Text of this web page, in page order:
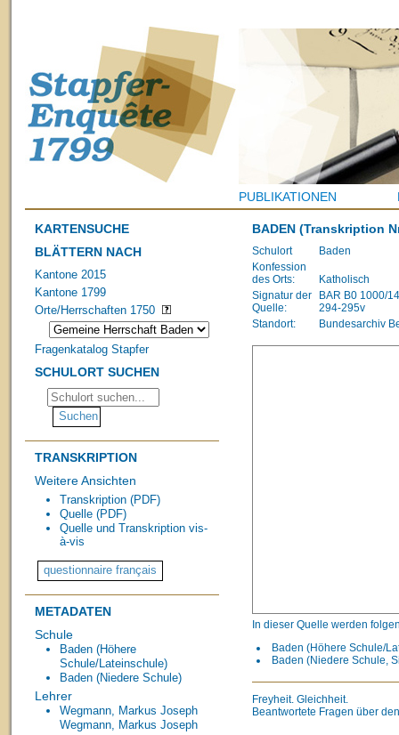
PUBLIKATIONEN
KARTENSUCHE
BLÄTTERN NACH
Kantone 2015
Kantone 1799
Orte/Herrschaften 1750
Fragenkatalog Stapfer
SCHULORT SUCHEN
TRANSKRIPTION
Weitere Ansichten
Transkription (PDF)
Quelle (PDF)
Quelle und Transkription vis-
à-vis
METADATEN
Schule
Baden (Höhere
Schule/Lateinschule)
Baden (Niedere Schule)
Lehrer
Wegmann, Markus Joseph
Wegmann, Markus Joseph
BADEN (Transkription
Schulort
Baden
Konfession
des Orts:
Katholisch
Signatur der
Quelle:
BAR B0 1000/
294-295v
Standort:
Bundesarchiv
In dieser Quelle werden
Baden (Höhere Schule/
Baden (Niedere Schule,
Freyheit. Gleichheit.
Beantwortete Fragen über